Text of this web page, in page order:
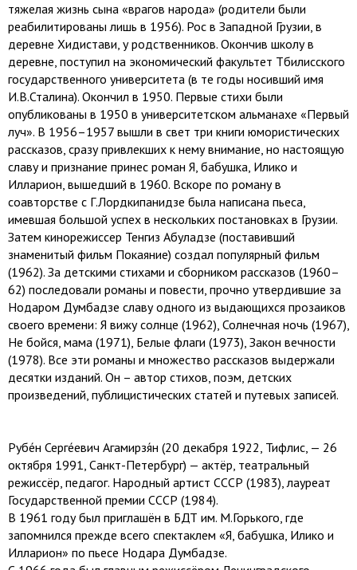
тяжелая жизнь сына «врагов народа» (родители были
реабилитированы лишь в 1956). Рос в Западной Грузии, в
деревне Хидистави, у родственников. Окончив школу в
деревне, поступил на экономический факультет Тбилисского
государственного университета (в те годы носивший имя
И.В.Сталина). Окончил в 1950. Первые стихи были
опубликованы в 1950 в университетском альманахе «Первый
луч». В 1956–1957 вышли в свет три книги юмористических
рассказов, сразу привлекших к нему внимание, но настоящую
славу и признание принес роман Я, бабушка, Илико и
Илларион, вышедший в 1960. Вскоре по роману в
соавторстве с Г.Лордкипанидзе была написана пьеса,
имевшая большой успех в нескольких постановках в Грузии.
Затем кинорежиссер Тенгиз Абуладзе (поставивший
знаменитый фильм Покаяние) создал популярный фильм
(1962). За детскими стихами и сборником рассказов (1960–
62) последовали романы и повести, прочно утвердившие за
Нодаром Думбадзе славу одного из выдающихся прозаиков
своего времени: Я вижу солнце (1962), Солнечная ночь (1967),
Не бойся, мама (1971), Белые флаги (1973), Закон вечности
(1978). Все эти романы и множество рассказов выдержали
десятки изданий. Он – автор стихов, поэм, детских
произведений, публицистических статей и путевых записей.
Рубе́н Серге́евич Агамирзя́н (20 декабря 1922, Тифлис, — 26
октября 1991, Санкт-Петербург) — актёр, театральный
режиссёр, педагог. Народный артист СССР (1983), лауреат
Государственной премии СССР (1984).
В 1961 году был приглашён в БДТ им. М.Горького, где
запомнился прежде всего спектаклем «Я, бабушка, Илико и
Илларион» по пьесе Нодара Думбадзе.